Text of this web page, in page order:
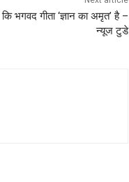
कि भगवद गीता ‘ज्ञान का अमृत’ है –
न्यूज टुडे